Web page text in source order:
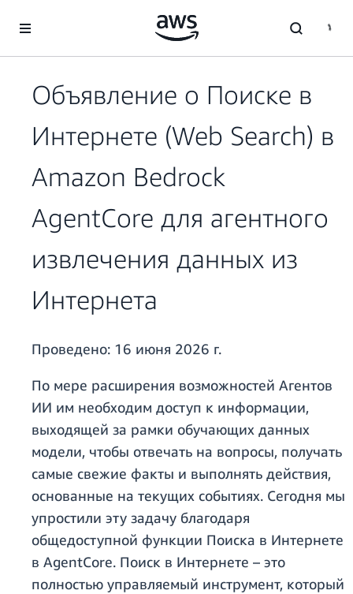
Перейти к главному контенту
Объявление о Поиске в
Интернете (Web Search) в
Amazon Bedrock
AgentCore для агентного
извлечения данных из
Интернета
Проведено: 16 июня 2026 г.
По мере расширения возможностей Агентов
ИИ им необходим доступ к информации,
выходящей за рамки обучающих данных
модели, чтобы отвечать на вопросы, получать
самые свежие факты и выполнять действия,
основанные на текущих событиях. Сегодня мы
упростили эту задачу благодаря
общедоступной функции Поиска в Интернете
в AgentCore. Поиск в Интернете – это
полностью управляемый инструмент, который